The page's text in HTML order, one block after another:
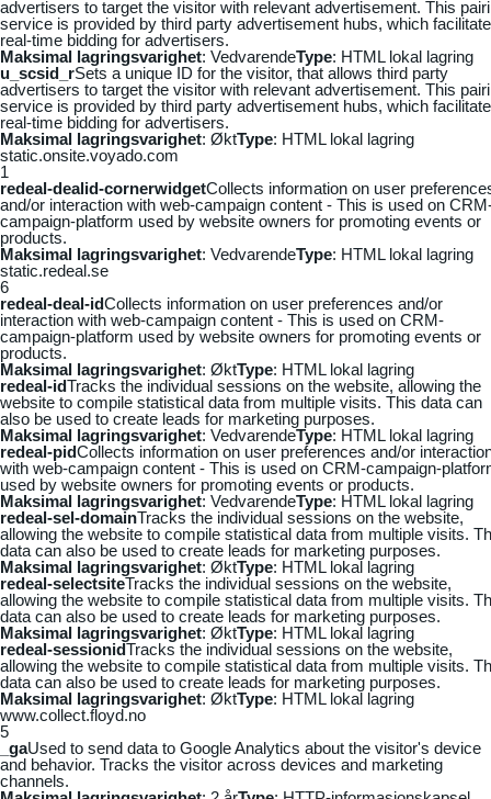
advertisers to target the visitor with relevant advertisement. This
service is provided by third party advertisement hubs, which
real-time bidding for advertisers.
Maksimal lagringsvarighet: VedvarendeType: HTML lokal lagring
u_scsid_rSets a unique ID for the visitor, that allows third party
advertisers to target the visitor with relevant advertisement. This
service is provided by third party advertisement hubs, which
real-time bidding for advertisers.
Maksimal lagringsvarighet: ØktType: HTML lokal lagring
static.onsite.voyado.com
1
redeal-dealid-cornerwidgetCollects information on user
and/or interaction with web-campaign content - This is used on
campaign-platform used by website owners for promoting events or
products.
Maksimal lagringsvarighet: VedvarendeType: HTML lokal lagring
static.redeal.se
6
redeal-deal-idCollects information on user preferences and/or
interaction with web-campaign content - This is used on CRM-
campaign-platform used by website owners for promoting events or
products.
Maksimal lagringsvarighet: ØktType: HTML lokal lagring
redeal-idTracks the individual sessions on the website, allowing the
website to compile statistical data from multiple visits. This data can
also be used to create leads for marketing purposes.
Maksimal lagringsvarighet: VedvarendeType: HTML lokal lagring
redeal-pidCollects information on user preferences and/or
with web-campaign content - This is used on CRM-campaign-
used by website owners for promoting events or products.
Maksimal lagringsvarighet: VedvarendeType: HTML lokal lagring
redeal-sel-domainTracks the individual sessions on the website,
allowing the website to compile statistical data from multiple visits.
data can also be used to create leads for marketing purposes.
Maksimal lagringsvarighet: ØktType: HTML lokal lagring
redeal-selectsiteTracks the individual sessions on the website,
allowing the website to compile statistical data from multiple visits.
data can also be used to create leads for marketing purposes.
Maksimal lagringsvarighet: ØktType: HTML lokal lagring
redeal-sessionidTracks the individual sessions on the website,
allowing the website to compile statistical data from multiple visits.
data can also be used to create leads for marketing purposes.
Maksimal lagringsvarighet: ØktType: HTML lokal lagring
www.collect.floyd.no
5
_gaUsed to send data to Google Analytics about the visitor's device
and behavior. Tracks the visitor across devices and marketing
channels.